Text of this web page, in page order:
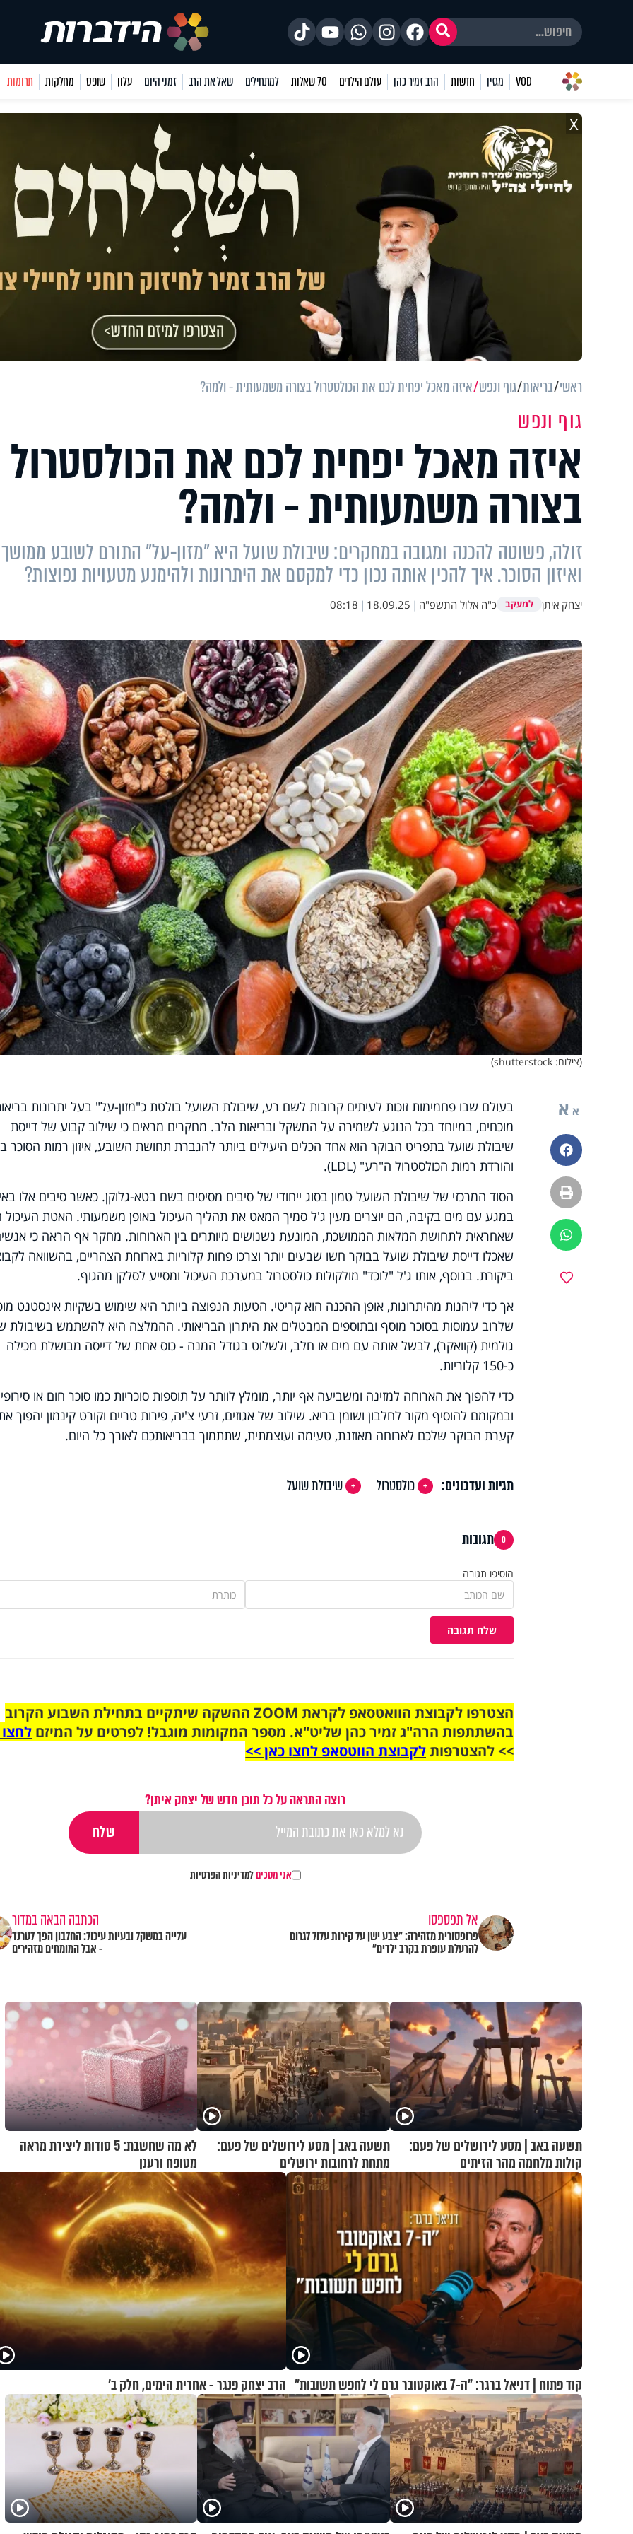
VOD מגזין חדשות הרב זמיר כהן עולם הילדים 70 שאלות למתחילים שאל את הרב זמני היום עלון שופס מחלקות תרומות
X
ראשי בריאות גוף ונפש איזה מאכל יפחית לכם את הכולסטרול בצורה משמעותית - ולמה?
גוף ונפש
איזה מאכל יפחית לכם את הכולסטרול
בצורה משמעותית - ולמה?
זולה, פשוטה להכנה ומגובה במחקרים: שיבולת שועל היא "מזון-על" התורם לשובע ממושך
ואיזון הסוכר. איך להכין אותה נכון כדי למקסם את היתרונות ולהימנע מטעויות נפוצות?
יצחק איתן למעקב כ"ה אלול התשפ"ה |
18.09.25
|
08:18
(צילום: shutterstock)
א א
פייסבוק
הדפסה
ווטסאפ
בעולם שבו פחמימות זוכות לעיתים קרובות לשם רע, שיבולת השועל בולטת כ"מזון-על" בעל יתרונות
מוכחים, במיוחד בכל הנוגע לשמירה על המשקל ובריאות הלב. מחקרים מראים כי שילוב קבוע של דייסת
שיבולת שועל בתפריט הבוקר הוא אחד הכלים היעילים ביותר להגברת תחושת השובע, איזון רמות הסוכר
והורדת רמות הכולסטרול ה"רע" (LDL).
הסוד המרכזי של שיבולת השועל טמון בסוג ייחודי של סיבים מסיסים בשם בטא-גלוקן. כאשר סיבים אלו
במגע עם מים בקיבה, הם יוצרים מעין ג'ל סמיך המאט את תהליך העיכול באופן משמעותי. האטת העיכול
שאחראית לתחושת המלאות הממושכת, המונעת נשנושים מיותרים בין הארוחות. מחקר אף הראה כי
שאכלו דייסת שיבולת שועל בבוקר חשו שבעים יותר וצרכו פחות קלוריות בארוחת הצהריים, בהשוואה
ביקורת. בנוסף, אותו ג'ל "לוכד" מולקולות כולסטרול במערכת העיכול ומסייע לסלקן מהגוף.
אך כדי ליהנות מהיתרונות, אופן ההכנה הוא קריטי. הטעות הנפוצה ביותר היא שימוש בשקיות אינסטנט
שלרוב עמוסות בסוכר מוסף ובתוספים המבטלים את היתרון הבריאותי. ההמלצה היא להשתמש בשיבולת
גולמית (קוואקר), לבשל אותה עם מים או חלב, ולשלוט בגודל המנה - כוס אחת של דייסה מבושלת מכילה
כ-150 קלוריות.
כדי להפוך את הארוחה למזינה ומשביעה אף יותר, מומלץ לוותר על תוספות סוכריות כמו סוכר חום או
ובמקומם להוסיף מקור לחלבון ושומן בריא. שילוב של אגוזים, זרעי צ'יה, פירות טריים וקורט קינמון יהפוך
קערת הבוקר שלכם לארוחה מאוזנת, טעימה ועוצמתית, שתתמוך בבריאותכם לאורך כל היום.
תגיות ועדכונים: כולסטרול שיבולת שועל
0 תגובות
הוסיפו תגובה
שלח תגובה
הצטרפו לקבוצת הוואטסאפ לקראת ZOOM ההשקה שיתקיים בתחילת השבוע הקרוב
בהשתתפות הרה"ג זמיר כהן שליט"א. מספר המקומות מוגבל! לפרטים על המיזם
>> להצטרפותלקבוצת הווטסאפ לחצו כאן >>
רוצה התראה על כל תוכן חדש של יצחק איתן?
אני מסכיםלמדיניות הפרטיות
אל תפספסו
פרופסורית מזהירה: "צבע ישן על קירות עלול לגרום
להרעלת עופרת בקרב ילדים"
הכתבה הבאה במדור
עלייה במשקל ובעיות עיכול: החלבון הפך לטרנד
- אבל המומחים מזהירים
תשעה באב | מסע לירושלים של פעם:
קולות מלחמה מהר הזיתים
תשעה באב | מסע לירושלים של פעם:
מתחת לרחובות ירושלים
לא מה שחשבת: 5 סודות ליצירת מראה
מטופח ורענן
קוד פתוח | דניאל ברגר: "ה-7 באוקטובר גרם לי לחפש תשובות" הרב יצחק פנגר - אחרית הימים, חלק ב’